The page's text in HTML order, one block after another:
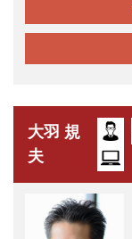
大羽 規
夫